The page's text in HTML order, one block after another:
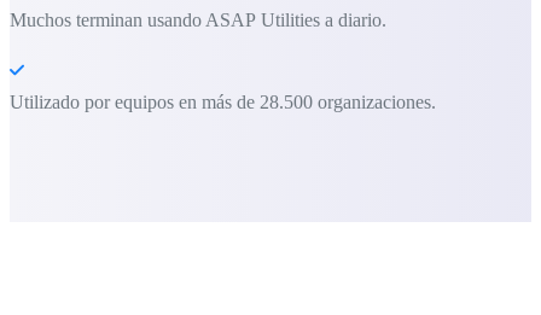
Muchos terminan usando ASAP Utilities a diario.
Utilizado por equipos en más de 28.500 organizaciones.